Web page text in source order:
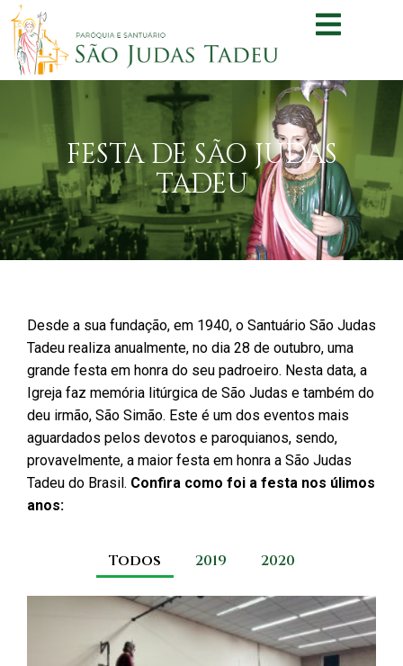
FESTA DE SÃO JUDAS
TADEU
Desde a sua fundação, em 1940, o Santuário São Judas
Tadeu realiza anualmente, no dia 28 de outubro, uma
grande festa em honra do seu padroeiro. Nesta data, a
Igreja faz memória litúrgica de São Judas e também do
deu irmão, São Simão. Este é um dos eventos mais
aguardados pelos devotos e paroquianos, sendo,
provavelmente, a maior festa em honra a São Judas
Tadeu do Brasil. Confira como foi a festa nos úlimos
anos:
Todos 2019 2020